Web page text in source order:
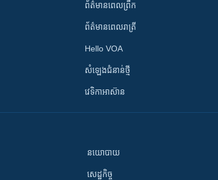
ព័ត៌មាន​ពេល​ព្រឹក
ព័ត៌មាន​​ពេល​រាត្រី
Hello VOA
សំឡេង​ជំនាន់​ថ្មី
វេទិកា​អាស៊ាន
នយោបាយ
សេដ្ឋកិច្ច